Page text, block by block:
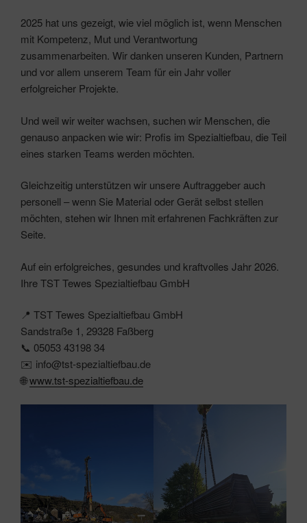
2025 hat uns gezeigt, wie viel möglich ist, wenn Menschen
mit Kompetenz, Mut und Verantwortung
zusammenarbeiten. Wir danken unseren Kunden, Partnern
und vor allem unserem Team für ein Jahr voller
erfolgreicher Projekte.
Und weil wir weiter wachsen, suchen wir Menschen, die
genauso anpacken wie wir: Profis im Spezialtiefbau, die Teil
eines starken Teams werden möchten.
Gleichzeitig unterstützen wir unsere Auftraggeber auch
personell – wenn Sie Material oder Gerät selbst stellen
möchten, stehen wir Ihnen mit erfahrenen Fachkräften zur
Seite.
Auf ein erfolgreiches, gesundes und kraftvolles Jahr 2026.
Ihre TST Tewes Spezialtiefbau GmbH
📍 TST Tewes Spezialtiefbau GmbH
Sandstraße 1, 29328 Faßberg
📞 05053 43198 34
✉️ info@tst-spezialtiefbau.de
🌐www.tst-spezialtiefbau.de